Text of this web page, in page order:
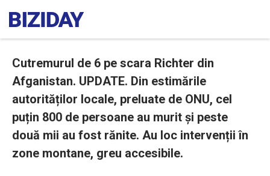
Cutremurul de 6 pe scara Richter din
Afganistan. UPDATE. Din estimările
autorităților locale, preluate de ONU, cel
puțin 800 de persoane au murit și peste
două mii au fost rănite. Au loc intervenții în
zone montane, greu accesibile.